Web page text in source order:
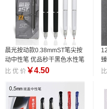
晨光按动款0.38mmST笔尖按
动中性笔 优品秒干黑色水性笔
书写文具
比 优 价 ￥4.50
色